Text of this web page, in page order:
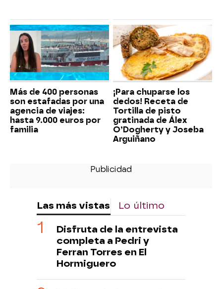
Más de 400 personas
son estafadas por una
agencia de viajes:
hasta 9.000 euros por
familia
¡Para chuparse los
dedos! Receta de
Tortilla de pisto
gratinada de Álex
O’Dogherty y Joseba
Arguiñano
Las más vistas Lo último
Disfruta de la entrevista
completa a Pedri y
Ferran Torres en El
Hormiguero